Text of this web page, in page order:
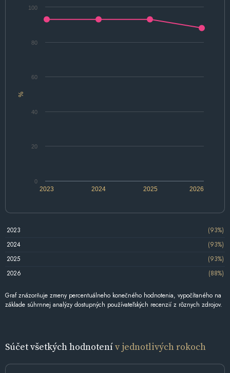
%
2024 2026
2023 2025
0
20
40
60
80
100
2023
(93%)
2024
(93%)
2025
(93%)
2026
(88%)
Graf znázorňuje zmeny percentuálneho konečného hodnotenia, vypočítaného na
základe súhrnnej analýzy dostupných používateľských recenzií z rôznych zdrojov.
Súčet všetkých hodnotenív jednotlivých rokoch